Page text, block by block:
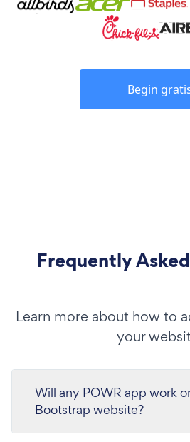
Begin
Frequently
Learn more about how to
your
Will any POWR app work
Bootstrap website?